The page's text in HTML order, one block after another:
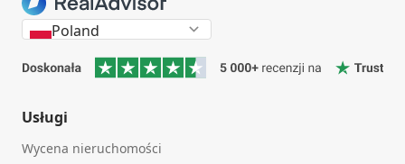
Poland
Usługi
Wycena nieruchomości